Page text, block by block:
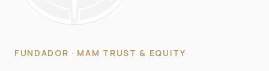
FUNDADOR · MAM TRUST & EQUITY